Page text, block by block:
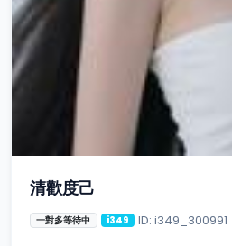
清歡度己
一對多等待中 i349 ID: i349_300991